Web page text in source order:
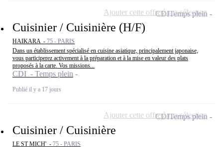
Cuisinier / Cuisinière (H/F)
HAIKARA - 75 - PARIS
Dans un établissement spécialisé en cuisine asiatique, principalement japonaise,
vous participerez activement à la préparation et à la mise en valeur des plats
proposés à la carte. Vos missions...
CDI - Temps plein
Publié il y a 17 jours
CDITemps plein
Ajouter cette offre à ma sélection
Cuisinier / Cuisinière
LE ST MICH' - 75 - PARIS
CDITemps plein
Ajouter cette offre à ma sélection